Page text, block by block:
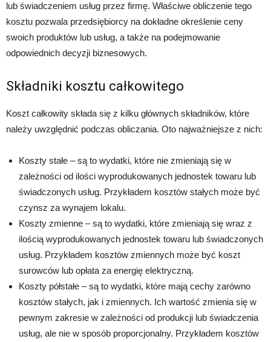
lub świadczeniem usług przez firmę. Właściwe obliczenie tego
kosztu pozwala przedsiębiorcy na dokładne określenie ceny
swoich produktów lub usług, a także na podejmowanie
odpowiednich decyzji biznesowych.
Składniki kosztu całkowitego
Koszt całkowity składa się z kilku głównych składników, które
należy uwzględnić podczas obliczania. Oto najważniejsze z nich:
Koszty stałe – są to wydatki, które nie zmieniają się w
zależności od ilości wyprodukowanych jednostek towaru lub
świadczonych usług. Przykładem kosztów stałych może być
czynsz za wynajem lokalu.
Koszty zmienne – są to wydatki, które zmieniają się wraz z
ilością wyprodukowanych jednostek towaru lub świadczonych
usług. Przykładem kosztów zmiennych może być koszt
surowców lub opłata za energię elektryczną.
Koszty półstałe – są to wydatki, które mają cechy zarówno
kosztów stałych, jak i zmiennych. Ich wartość zmienia się w
pewnym zakresie w zależności od produkcji lub świadczenia
usług, ale nie w sposób proporcjonalny. Przykładem kosztów